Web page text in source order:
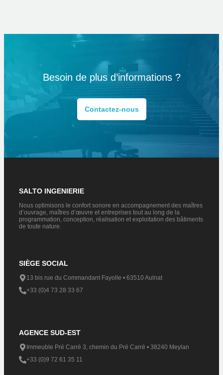
Besoin de plus d’informations ?
Contactez-nous
SALTO INGENIERIE
Nous optimisons le confort sonore en accompagnement des maîtres
d’ouvrage, maîtres d’œuvre et entreprises tout au long de la
programmation, conception, réalisation et exploitation des bâtiments
de toute nature.
SIÈGE SOCIAL
13 bis rue du Commandant Fayolle • 63510 Aulnat
+33 (0)4 73 28 33 67
AGENCE SUD-EST
Immeuble Pré Carré 3, chemin du Pré Carré • 38240 Meylan​
+33 (0)9 72 61 35 11